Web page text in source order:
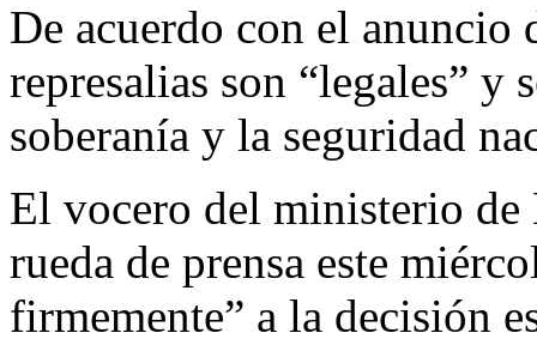
De acuerdo con el anuncio
represalias son “legales” y
soberanía y la seguridad
El vocero del ministerio
rueda de prensa este
firmemente” a la decisión